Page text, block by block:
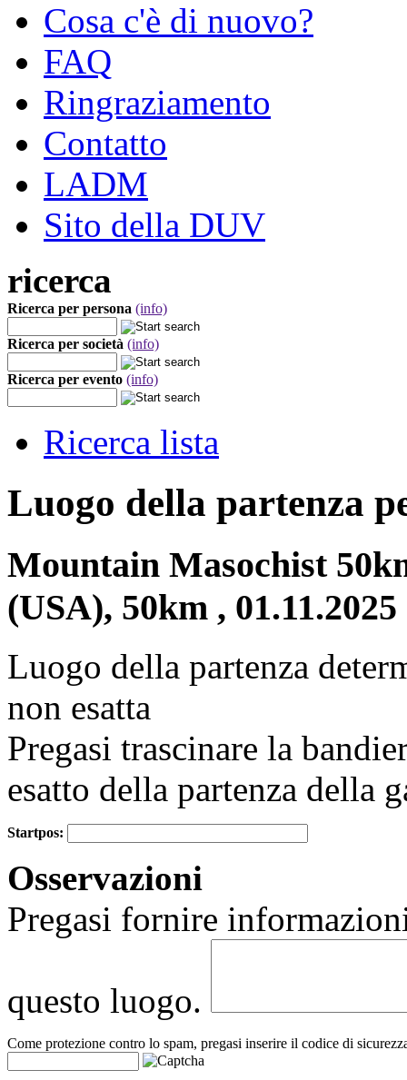
Cosa c'è di nuovo?
FAQ
Ringraziamento
Contatto
LADM
Sito della DUV
ricerca
Ricerca per persona (info)
Ricerca per società (info)
Ricerca per evento (info)
Ricerca lista
Luogo della partenza
Mountain Masochist
(USA), 50km , 01.11.2025
Luogo della partenza
non esatta
Pregasi trascinare la
esatto della partenza della
−
Startpos:
Osservazioni
Pregasi fornire
questo luogo.
Come protezione contro lo spam, pregasi inserire il codice di